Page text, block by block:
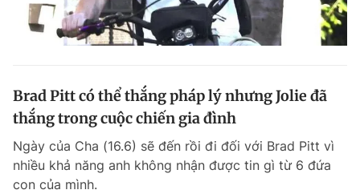
Brad Pitt có thể thắng pháp lý nhưng Jolie đã
thắng trong cuộc chiến gia đình
Ngày của Cha (16.6) sẽ đến rồi đi đối với Brad Pitt vì
nhiều khả năng anh không nhận được tin gì từ 6 đứa
con của mình.